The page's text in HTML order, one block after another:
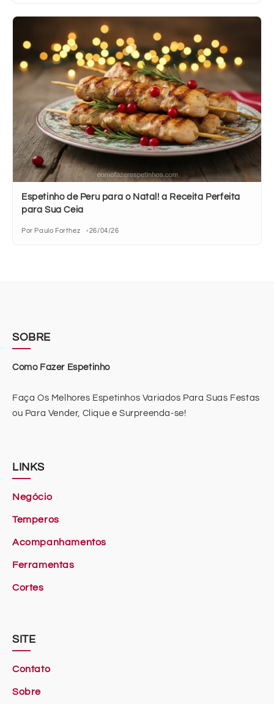
Espetinho de Peru para o Natal! a Receita Perfeita
para Sua Ceia
Por Paulo Forthez 26/04/26
SOBRE
Como Fazer Espetinho
Faça Os Melhores Espetinhos Variados Para Suas Festas
ou Para Vender, Clique e Surpreenda-se!
LINKS
Negócio
Temperos
Acompanhamentos
Ferramentas
Cortes
SITE
Contato
Sobre